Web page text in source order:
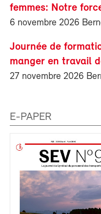
femmes: Notre
6 novembre 2026
Journée de
manger en travail
27 novembre 2026
E-PAPER